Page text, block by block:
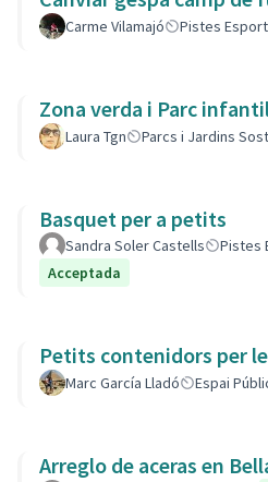
Carme Vilamajó Pistes
Zona verda i Parc
Laura Tgn Parcs i Jardins
Basquet per a petits
Sandra Soler Castells Pistes
Acceptada
Petits contenidors per
Marc García Lladó Espai
Arreglo de aceras en